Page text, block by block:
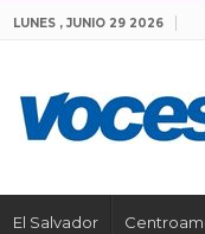
LUNES , JUNIO 29 2026
El Salvador